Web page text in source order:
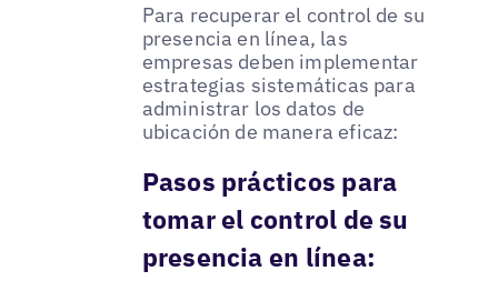
Para recuperar el control de su
presencia en línea, las
empresas deben implementar
estrategias sistemáticas para
administrar los datos de
ubicación de manera eficaz:
Pasos prácticos para
tomar el control de su
presencia en línea: